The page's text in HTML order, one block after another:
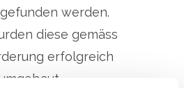
werden.
diese gemäss
erfolgreich